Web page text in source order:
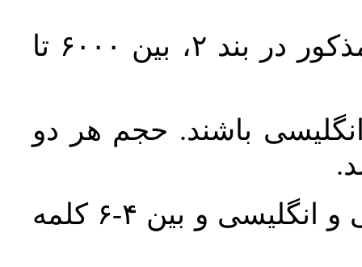
حجم کل مقاله با احتساب تمام بخش‌های مذکور در بند ۲، بین ۶۰۰۰ تا
باشند. حجم هر دو
واژگان کلیدی بلافاصله پس از چکیده فارسی و انگلیسی و بین ۴-۶ کلمه